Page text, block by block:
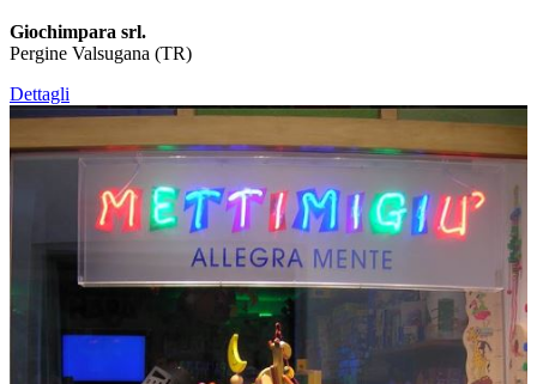
Giochimpara srl.
Pergine Valsugana (TR)
Dettagli